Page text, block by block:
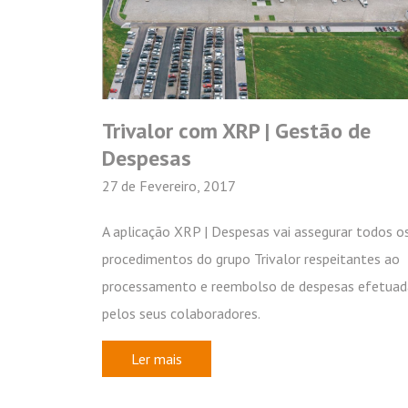
Trivalor com XRP | Gestão de
Despesas
27 de Fevereiro, 2017
A aplicação XRP | Despesas vai assegurar todos
procedimentos do grupo Trivalor respeitantes ao
processamento e reembolso de despesas
pelos seus colaboradores.
Ler mais